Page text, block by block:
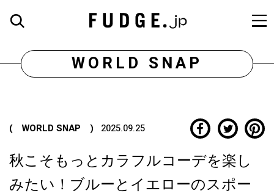
WORLD SNAP
( WORLD SNAP ) 2025.09.25
秋こそもっとカラフルコーデを楽し
みたい！ブルーとイエローのスポー